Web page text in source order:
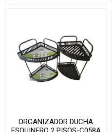
ORGANIZADOR DUCHA